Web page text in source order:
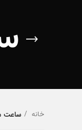
خانه ساعت